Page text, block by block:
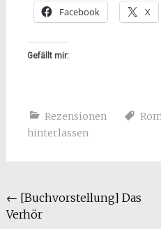
Facebook X
Gefällt mir:
Rezensionen
hinterlassen
Beitragsnavigation
← [Buchvorstellung] Das
Verhör